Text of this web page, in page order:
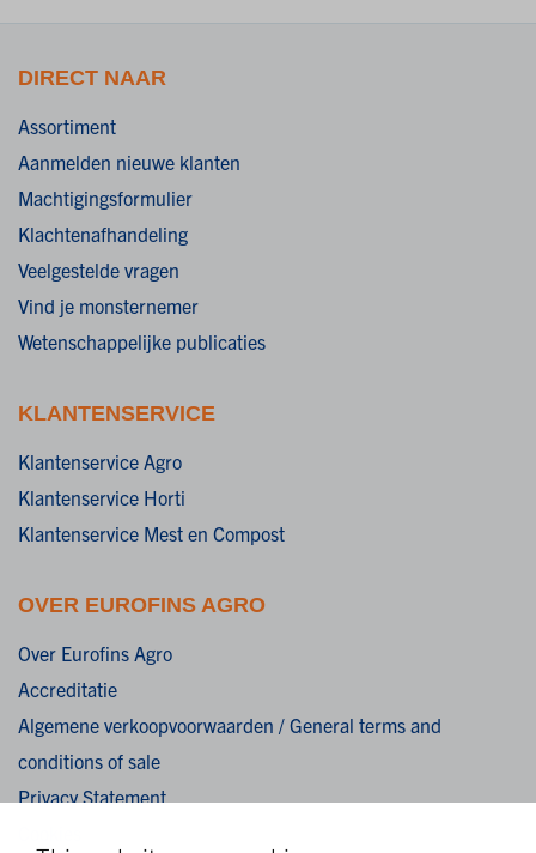
DIRECT NAAR
Assortiment
Aanmelden nieuwe klanten
Machtigingsformulier
Klachtenafhandeling
Veelgestelde vragen
Vind je monsternemer
Wetenschappelijke publicaties
KLANTENSERVICE
Klantenservice Agro
Klantenservice Horti
Klantenservice Mest en Compost
OVER EUROFINS AGRO
Over Eurofins Agro
Accreditatie
Algemene verkoopvoorwaarden / General terms and
conditions of sale
Privacy Statement